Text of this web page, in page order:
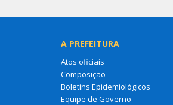
A PREFEITURA
Atos oficiais
Composição
Boletins Epidemiológicos
Equipe de Governo